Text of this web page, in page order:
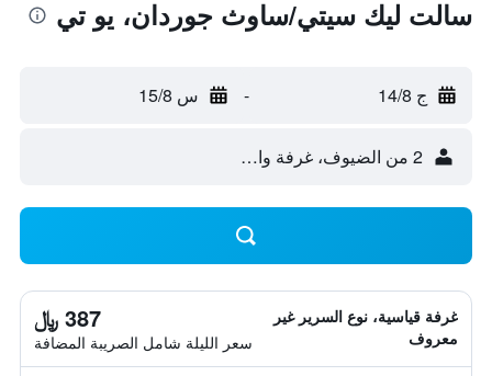
سالت ليك سيتي/ساوث جوردان، يو تي
ج 14/8 - س 15/8
2 من الضيوف، غرفة واحدة
غرفة قياسية، نوع السرير غير
معروف
387 ﷼
سعر الليلة شامل الصريبة المضافة